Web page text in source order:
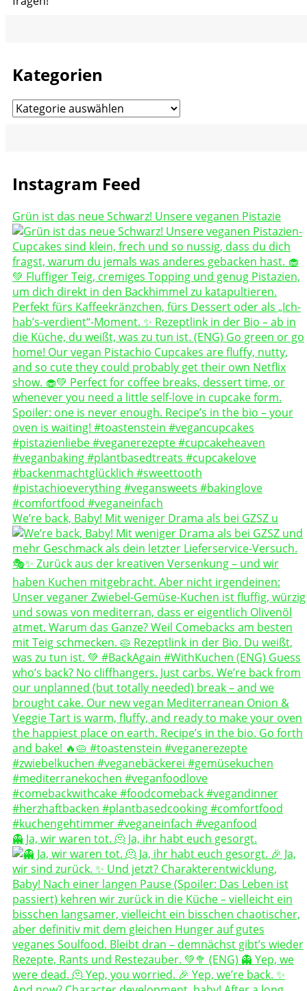
Kategorien
Kategorien
Instagram Feed
Grün ist das neue Schwarz! Unsere veganen Pistazie
We’re back, Baby! Mit weniger Drama als bei GZSZ u
👻 Ja, wir waren tot. 🫠 Ja, ihr habt euch gesorgt.